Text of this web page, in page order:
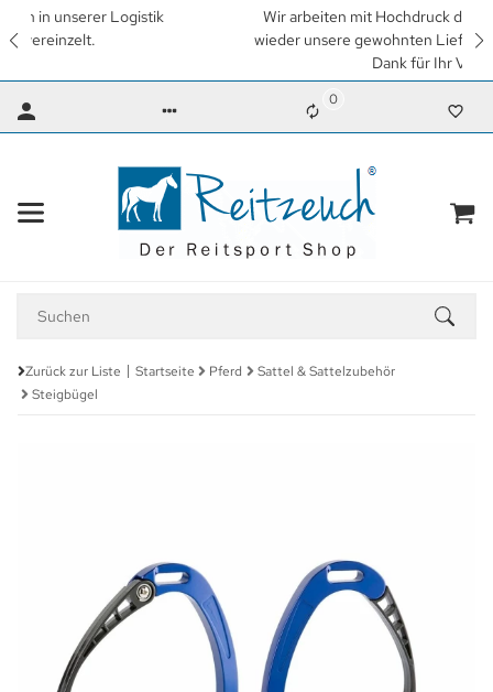
Wir arbeiten mit Hochdruck daran, so schnell wie möglich
wieder unsere gewohnten Lieferzeiten zu erreichen. Vielen
0
Zurück zur Liste Startseite Pferd
Sattel & Sattelzubehör
Steigbügel